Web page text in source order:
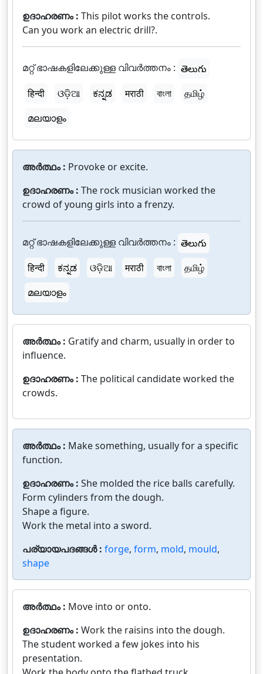
ഉദാഹരണം : This pilot works the controls.
Can you work an electric drill?.
മറ്റ് ഭാഷകളിലേക്കുള്ള വിവർത്തനം : తెలుగు
हिन्दी
ଓଡ଼ିଆ ಕನ್ನಡ मराठी বাংলা
தமிழ்
മലയാളം
അർത്ഥം : Provoke or excite.
ഉദാഹരണം : The rock musician worked the
crowd of young girls into a frenzy.
മറ്റ് ഭാഷകളിലേക്കുള്ള വിവർത്തനം : తెలుగు
हिन्दी
ಕನ್ನಡ ଓଡ଼ିଆ मराठी বাংলা
தமிழ்
മലയാളം
അർത്ഥം : Gratify and charm, usually in order to
influence.
ഉദാഹരണം : The political candidate worked the
crowds.
അർത്ഥം : Make something, usually for a specific
function.
ഉദാഹരണം : She molded the rice balls carefully.
Form cylinders from the dough.
Shape a figure.
Work the metal into a sword.
പര്യായപദങ്ങൾ : forge, form, mold, mould,
shape
അർത്ഥം : Move into or onto.
ഉദാഹരണം : Work the raisins into the dough.
The student worked a few jokes into his
presentation.